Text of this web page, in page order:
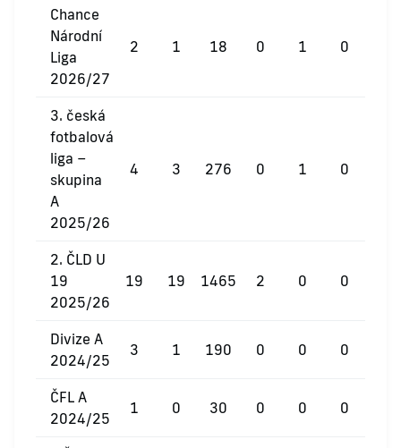
Chance
Národní
Liga
2026/27
2 1 18 0 1 0
3. česká
fotbalová
liga –
skupina
A
2025/26
4 3 276 0 1 0
2. ČLD U
19
2025/26
19 19 1465 2 0 0
Divize A
2024/25
3 1 190 0 0 0
ČFL A
2024/25
1 0 30 0 0 0